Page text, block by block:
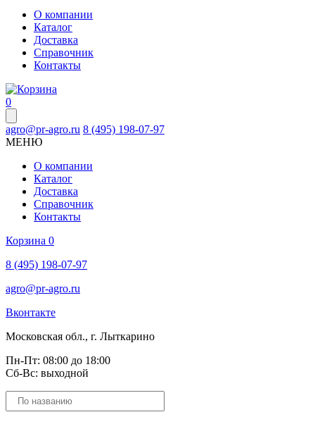
О компании
Каталог
Доставка
Справочник
Контакты
0
agro@pr-agro.ru 8 (495) 198-07-97
МЕНЮ
О компании
Каталог
Доставка
Справочник
Контакты
Корзина 0
8 (495) 198-07-97
agro@pr-agro.ru
Вконтакте
Московская обл., г. Лыткарино
Пн-Пт: 08:00 до 18:00
Сб-Вс: выходной
Поиск
товаров